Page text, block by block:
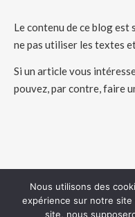
Le contenu de ce blog est
ne pas utiliser les textes
Si un article vous
pouvez, par contre, faire
COPYRIGHT
Nous utilisons des
expérience sur notre
site, nous